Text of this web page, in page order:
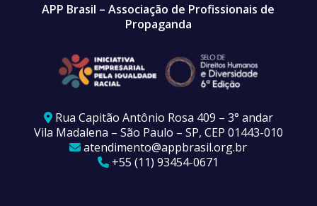
APP Brasil – Associação de Profissionais de
Propaganda
Rua Capitão Antônio Rosa 409 – 3° andar
Vila Madalena – São Paulo – SP, CEP 01443-010
atendimento@appbrasil.org.br
+55 (11) 93454-0671